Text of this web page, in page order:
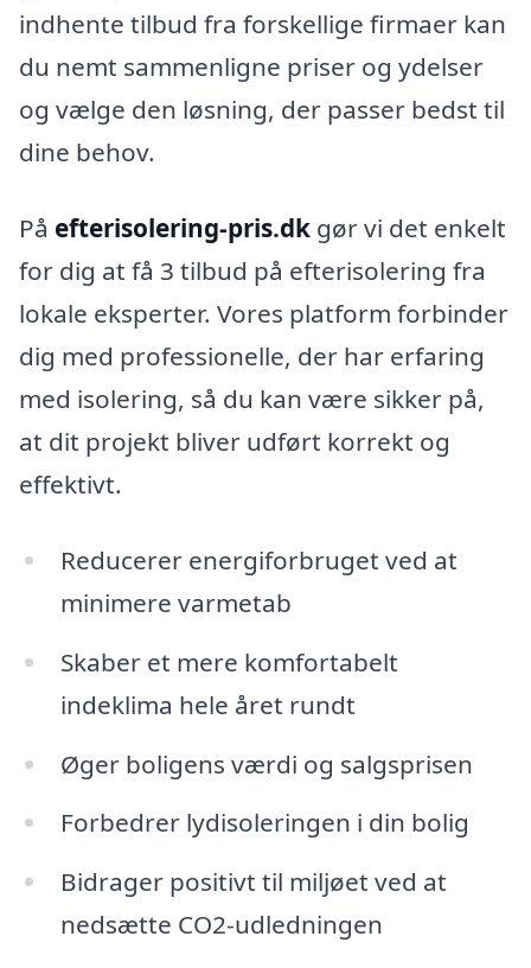
indhente tilbud fra forskellige firmaer kan
du nemt sammenligne priser og ydelser
og vælge den løsning, der passer bedst til
dine behov.
På efterisolering-pris.dk gør vi det enkelt
for dig at få 3 tilbud på efterisolering fra
lokale eksperter. Vores platform forbinder
dig med professionelle, der har erfaring
med isolering, så du kan være sikker på,
at dit projekt bliver udført korrekt og
effektivt.
Reducerer energiforbruget ved at
minimere varmetab
Skaber et mere komfortabelt
indeklima hele året rundt
Øger boligens værdi og salgsprisen
Forbedrer lydisoleringen i din bolig
Bidrager positivt til miljøet ved at
nedsætte CO2-udledningen